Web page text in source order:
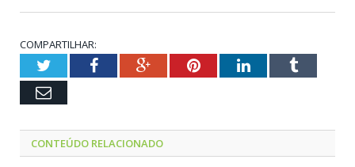
COMPARTILHAR:
TwitterFacebookGoogle+PinterestLinkedInTumblr
Email
CONTEÚDO RELACIONADO